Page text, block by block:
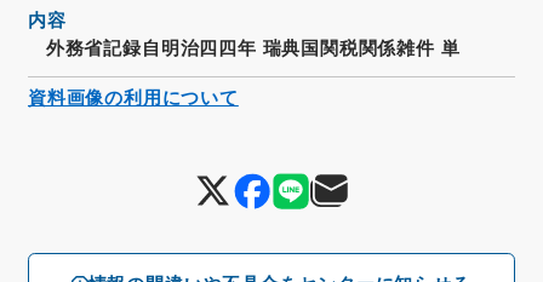
内容
外務省記録自明治四四年 瑞典国関税関係雑件 単
資料画像の利用について